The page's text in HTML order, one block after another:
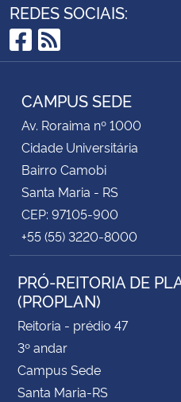
REDES SOCIAIS:
Facebook
RSS
CAMPUS SEDE
Av. Roraima nº 1000
Cidade Universitária
Bairro Camobi
Santa Maria - RS
CEP: 97105-900
+55 (55) 3220-8000
PRÓ-REITORIA DE
(PROPLAN)
Reitoria - prédio 47
3º andar
Campus Sede
Santa Maria-RS